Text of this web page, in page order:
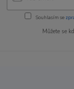
Souhlasím se
Můžete se